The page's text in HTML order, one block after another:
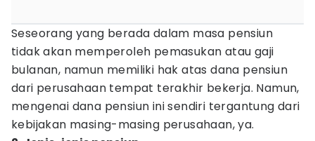
Seseorang yang berada dalam masa pensiun
tidak akan memperoleh pemasukan atau gaji
bulanan, namun memiliki hak atas dana pensiun
dari perusahaan tempat terakhir bekerja. Namun,
mengenai dana pensiun ini sendiri tergantung dari
kebijakan masing-masing perusahaan, ya.